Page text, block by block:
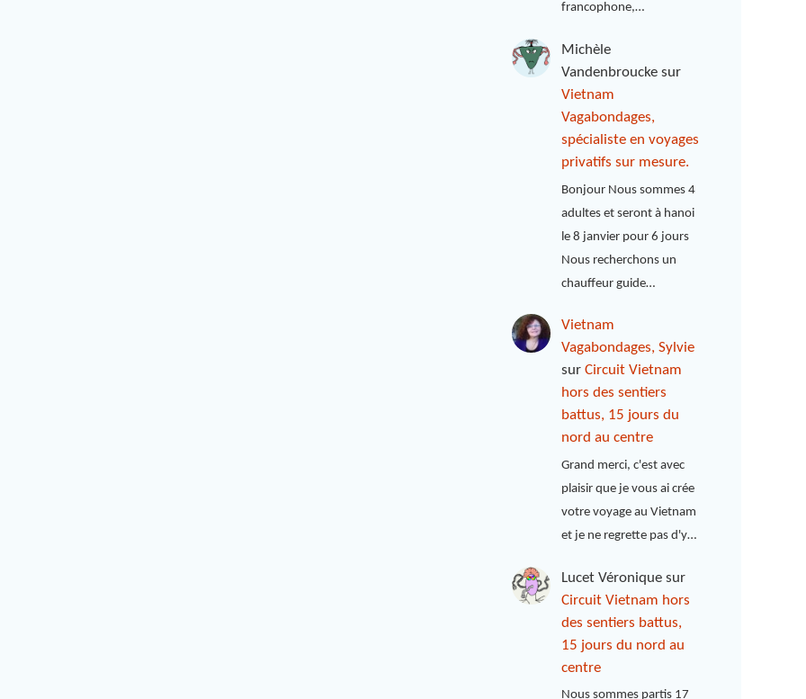
francophone,…
Michèle
Vandenbroucke sur
Vietnam
Vagabondages,
spécialiste en voyages
privatifs sur mesure.
Bonjour Nous sommes 4
adultes et seront à hanoi
le 8 janvier pour 6 jours
Nous recherchons un
chauffeur guide…
Vietnam
Vagabondages, Sylvie
surCircuit Vietnam
hors des sentiers
battus, 15 jours du
nord au centre
Grand merci, c'est avec
plaisir que je vous ai crée
votre voyage au Vietnam
et je ne regrette pas d'y…
Lucet Véronique sur
Circuit Vietnam hors
des sentiers battus,
15 jours du nord au
centre
Nous sommes partis 17